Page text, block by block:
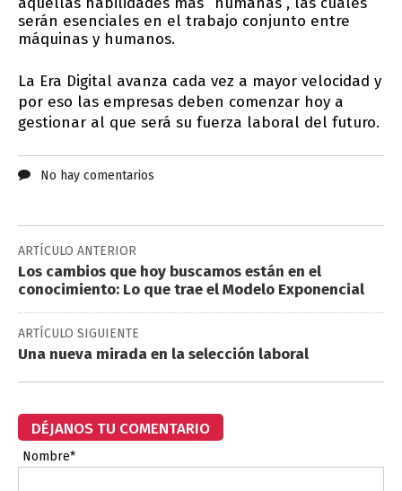
serán esenciales en el trabajo conjunto entre
máquinas y humanos.
La Era Digital avanza cada vez a mayor velocidad y
por eso las empresas deben comenzar hoy a
gestionar al que será su fuerza laboral del futuro.
No hay comentarios
ARTÍCULO ANTERIOR
Los cambios que hoy buscamos están en el
conocimiento: Lo que trae el Modelo Exponencial
ARTÍCULO SIGUIENTE
Una nueva mirada en la selección laboral
DÉJANOS TU COMENTARIO
Nombre*